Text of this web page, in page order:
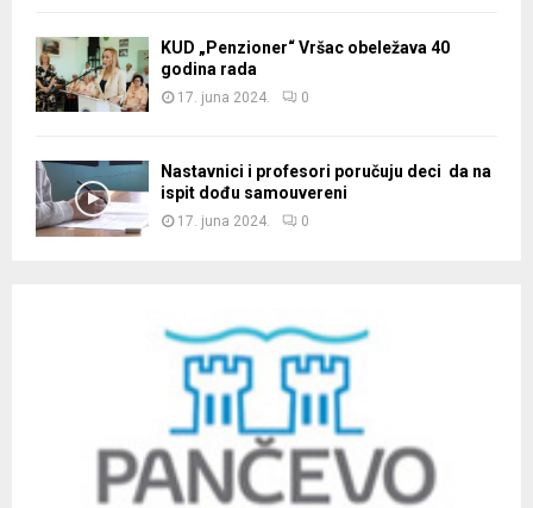
KUD „Penzioner“ Vršac obeležava 40
godina rada
17. juna 2024. 0
Nastavnici i profesori poručuju deci da na
ispit dođu samouvereni
17. juna 2024. 0